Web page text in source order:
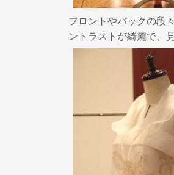
フロントやバックの段
ントラストが綺麗で、